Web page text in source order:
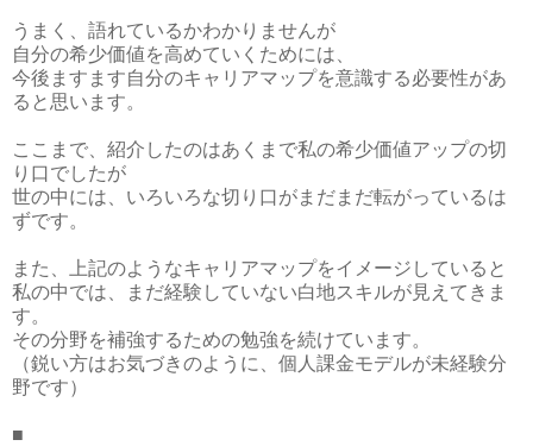
うまく、語れているかわかりませんが
自分の希少価値を高めていくためには、
今後ますます自分のキャリアマップを意識する必要性があ
ると思います。
ここまで、紹介したのはあくまで私の希少価値アップの切
り口でしたが
世の中には、いろいろな切り口がまだまだ転がっているは
ずです。
また、上記のようなキャリアマップをイメージしていると
私の中では、まだ経験していない白地スキルが見えてきま
す。
その分野を補強するための勉強を続けています。
（鋭い方はお気づきのように、個人課金モデルが未経験分
野です）
■